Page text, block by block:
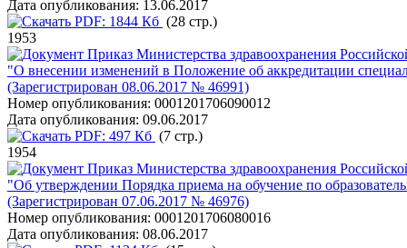
Дата опубликования: 13.06.2017
PDF: 1844 Кб (28 стр.)
1953
Приказ Министерства здравоохранения
"О внесении изменений в Положение об аккредитации
(Зарегистрирован 08.06.2017 № 46991)
Номер опубликования: 0001201706090012
Дата опубликования: 09.06.2017
PDF: 497 Кб (7 стр.)
1954
Приказ Министерства здравоохранения
"Об утверждении Порядка приема на обучение по
(Зарегистрирован 07.06.2017 № 46976)
Номер опубликования: 0001201706080016
Дата опубликования: 08.06.2017